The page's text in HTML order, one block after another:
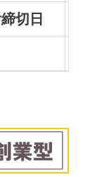
締切日